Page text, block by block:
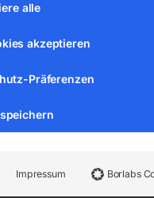
alle
akzeptieren
Präferenzen
Impressum Borlabs